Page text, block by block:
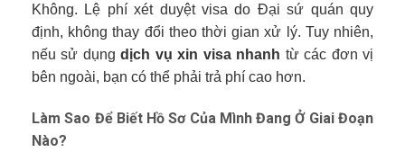
Không. Lệ phí xét duyệt visa do Đại sứ quán quy
định, không thay đổi theo thời gian xử lý. Tuy nhiên,
nếu sử dụngdịch vụ xin visa nhanh từ các đơn vị
bên ngoài, bạn có thể phải trả phí cao hơn.
Làm Sao Để Biết Hồ Sơ Của Mình Đang Ở Giai Đoạn
Nào?